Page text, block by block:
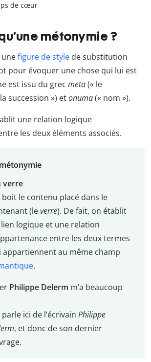
de cœur
métonymie ?
figure de style de substitution
pour évoquer une chose qui lui est
est issu du grec meta(« le
succession ») etonuma(« nom »).
une relation logique
les deux éléments associés.
verre
boit le contenu placé dans le
(leverre). De fait, on établit
logique et une relation
entre les deux termes
appartiennent au même champ
.
Philippe Delerm m’a beaucoup
parle ici de l’écrivain Philippe
, et donc de son dernier